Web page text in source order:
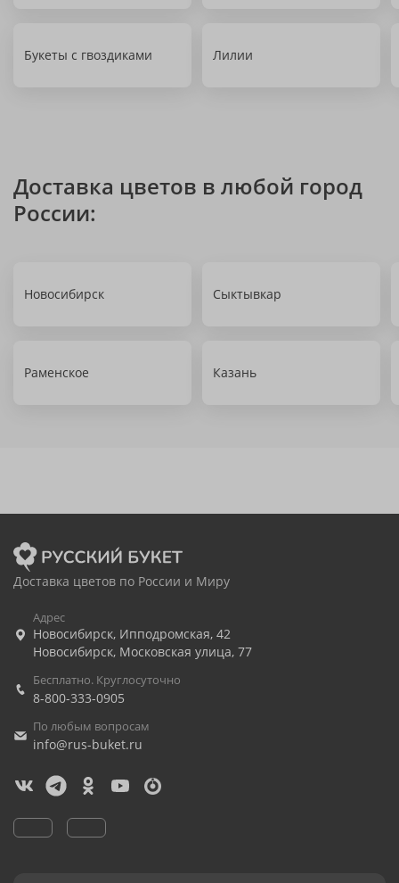
Букеты с гвоздиками Лилии
Доставка цветов в любой город
России:
Новосибирск Сыктывкар
Раменское Казань
Доставка цветов по России и Миру
Адрес
Новосибирск, Ипподромская, 42
Новосибирск, Московская улица, 77
Бесплатно. Круглосуточно
8-800-333-0905
По любым вопросам
info@rus-buket.ru